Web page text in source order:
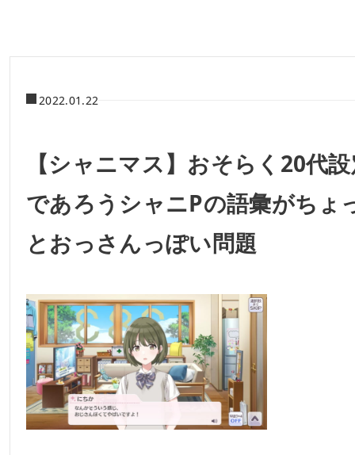
2022.01.22
【シャニマス】おそらく20代
であろうシャニPの語彙がちょ
とおっさんっぽい問題